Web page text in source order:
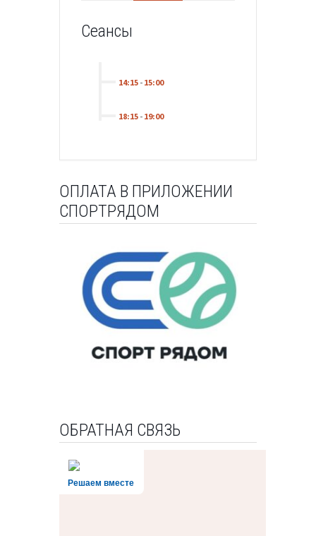
Сеансы
14:15- 15:00
18:15- 19:00
ОПЛАТА В ПРИЛОЖЕНИИ
СПОРТРЯДОМ
ОБРАТНАЯ СВЯЗЬ
Решаем вместе